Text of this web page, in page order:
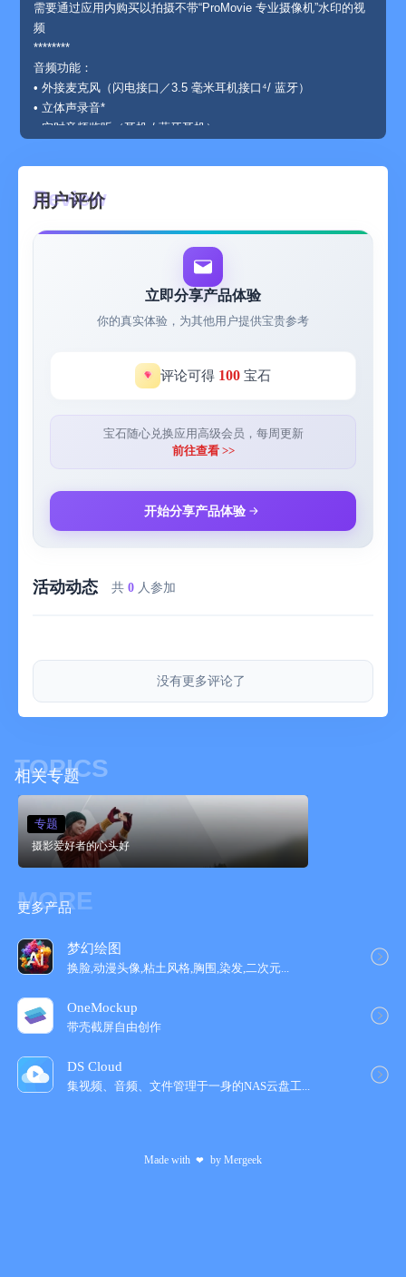
需要通过应用内购买以拍摄不带“ProMovie 专业摄像机”水印的视
频
********
音频功能：
• 外接麦克风（闪电接口／3.5 毫米耳机接口⁴/ 蓝牙）
• 立体声录音*
• 实时音频监听（耳机 / 蓝牙耳机）
• 音频增益调节*
• 支持的音频格式：256 Kbps AAC，16-bit PCM
相机控制：
• 单独的“测光点”与“对焦点”
- 快门速度 / 感光度（ISO）
• 白平衡校准（使用灰板）
• 旋转／翻转图像以配合镜头附件
• 外接显示屏（连接于闪电至 HDMI／VGA 转换器）
• 蓝牙遥控器*
• 辅助构图的网格和裁切参考线
• 全屏模式
• 标准及影院级视频稳定模式
iPad（2022），iPad Mini（2021及较新型号），iPad Air（2020
及较新型号），iPad Pro 9.7 英寸，iPad Pro 10.5 英寸，iPad
Pro 12.9 英寸（2017及较新型号），iPad Pro 11 英寸（所有型
iPad（2022），iPad Mini（2021及较新型号），iPad Air（2020
及较新型号），iPad Pro 12.9 英寸（2018及较新型号），iPad
Pro 11 英寸（所有型号），iPad Pro 13 英寸。
4K @120FPS: iPhone 16 Pro / 16 Pro Max / 17 Pro / 17 Pro
Max。
²
号），iPad Mini（2013及较新型号），iPad Air（所有型号），
1080p @60FPS：iPhone 6 / 6 Plus / SE 及较新型号，
iPad（2022），iPad Mini（2021及较新型号），iPad Air（2020
Pro 12.9 英寸（2017及较新型号），iPad Pro 11 英寸（所有型
号），iPad Pro 13 英寸。
iPad（2022），iPad Mini（2021及较新型号），iPad Air（2020
及较新型号），iPad Pro 9.7 英寸，iPad Pro 10.5 英寸，iPad
iPad（2022），iPad Mini（2021及较新型号），iPad Air（2020
用户评价
立即分享产品体验
你的真实体验，为其他用户提供宝贵参考
评论可得 100 宝石
宝石随心兑换应用高级会员，每周更新
前往查看 >>
开始分享产品体验
活动动态 共 0 人参加
没有更多评论了
TOPICS
相关专题
摄影爱好者的心头好
专题
MORE
更多产品
梦幻绘图
换脸,动漫头像,粘土风格,胸围,染发,二次元...
OneMockup
带壳截屏自由创作
DS Cloud
集视频、音频、文件管理于一身的NAS云盘工‪...
Made with ❤ by Mergeek